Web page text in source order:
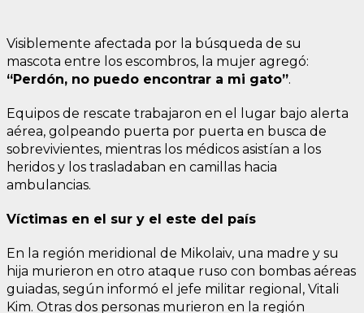
Visiblemente afectada por la búsqueda de su
mascota entre los escombros, la mujer agregó:
“Perdón, no puedo encontrar a mi gato”.
Equipos de rescate trabajaron en el lugar bajo alerta
aérea, golpeando puerta por puerta en busca de
sobrevivientes, mientras los médicos asistían a los
heridos y los trasladaban en camillas hacia
ambulancias.
Víctimas en el sur y el este del país
En la región meridional de Mikolaiv, una madre y su
hija murieron en otro ataque ruso con bombas aéreas
guiadas, según informó el jefe militar regional, Vitali
Kim. Otras dos personas murieron en la región